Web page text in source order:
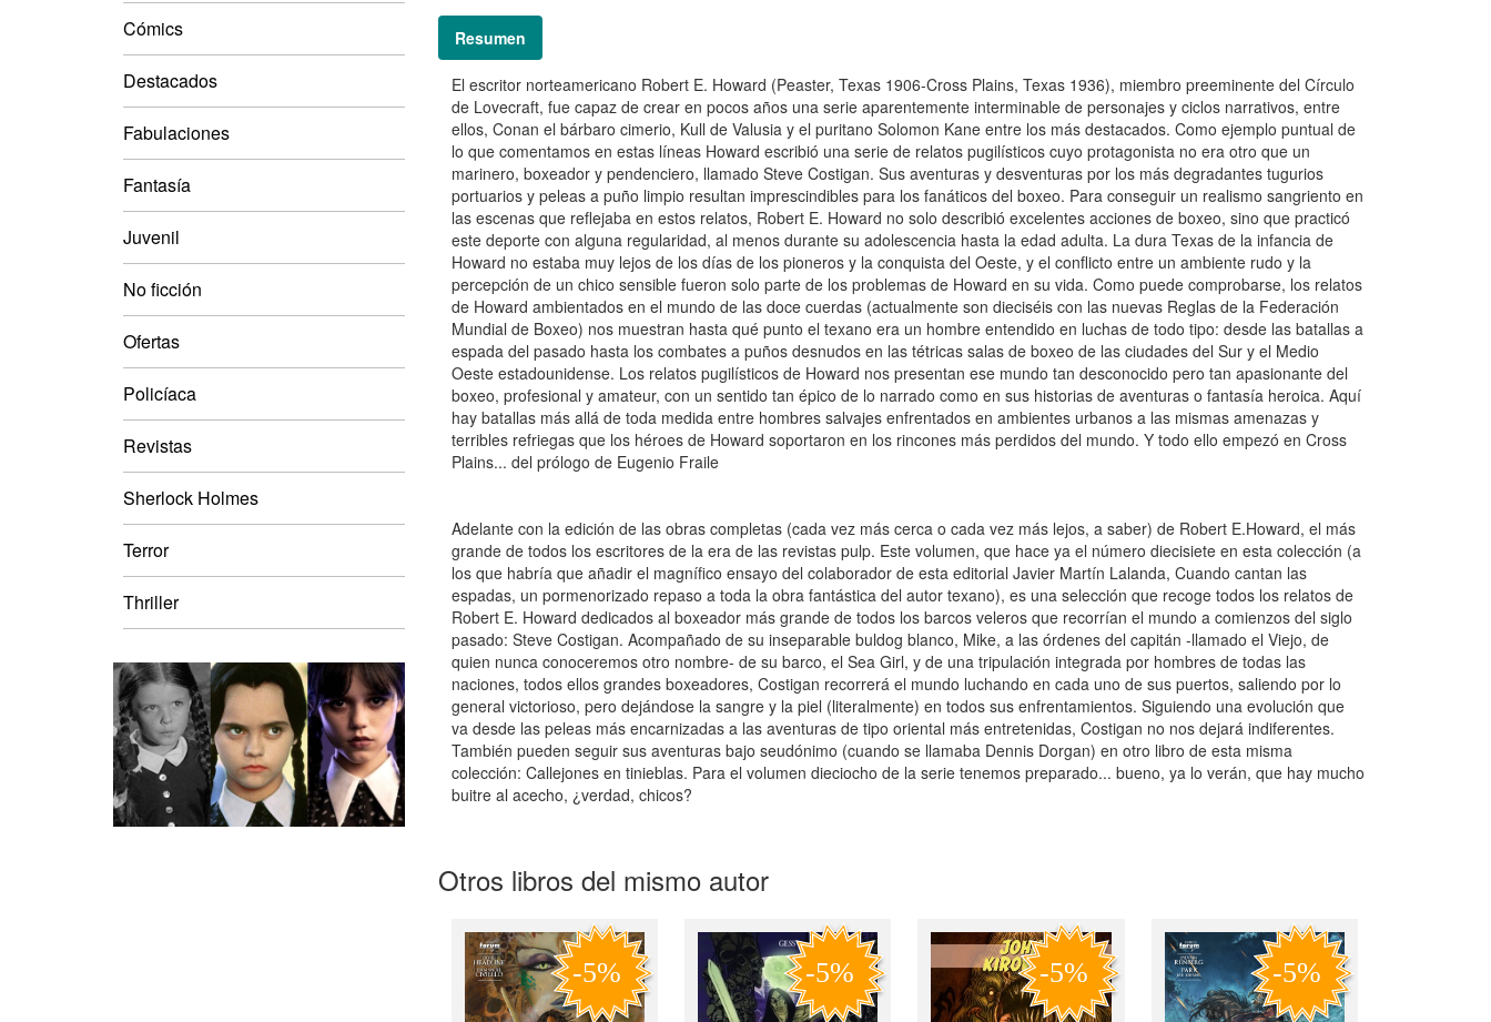
Cómics
Destacados
Fabulaciones
Fantasía
Juvenil
No ficción
Ofertas
Policíaca
Revistas
Sherlock Holmes
Terror
Thriller
Resumen
El escritor norteamericano Robert E. Howard (Peaster, Texas 1906-Cross Plains, Texas 1936), miembro preeminente del Círculo
de Lovecraft, fue capaz de crear en pocos años una serie aparentemente interminable de personajes y ciclos narrativos, entre
ellos, Conan el bárbaro cimerio, Kull de Valusia y el puritano Solomon Kane entre los más destacados. Como ejemplo puntual de
lo que comentamos en estas líneas Howard escribió una serie de relatos pugilísticos cuyo protagonista no era otro que un
marinero, boxeador y pendenciero, llamado Steve Costigan. Sus aventuras y desventuras por los más degradantes tugurios
portuarios y peleas a puño limpio resultan imprescindibles para los fanáticos del boxeo. Para conseguir un realismo sangriento en
las escenas que reflejaba en estos relatos, Robert E. Howard no solo describió excelentes acciones de boxeo, sino que practicó
este deporte con alguna regularidad, al menos durante su adolescencia hasta la edad adulta. La dura Texas de la infancia de
Howard no estaba muy lejos de los días de los pioneros y la conquista del Oeste, y el conflicto entre un ambiente rudo y la
percepción de un chico sensible fueron solo parte de los problemas de Howard en su vida. Como puede comprobarse, los relatos
de Howard ambientados en el mundo de las doce cuerdas (actualmente son dieciséis con las nuevas Reglas de la Federación
Mundial de Boxeo) nos muestran hasta qué punto el texano era un hombre entendido en luchas de todo tipo: desde las batallas a
espada del pasado hasta los combates a puños desnudos en las tétricas salas de boxeo de las ciudades del Sur y el Medio
Oeste estadounidense. Los relatos pugilísticos de Howard nos presentan ese mundo tan desconocido pero tan apasionante del
boxeo, profesional y amateur, con un sentido tan épico de lo narrado como en sus historias de aventuras o fantasía heroica. Aquí
hay batallas más allá de toda medida entre hombres salvajes enfrentados en ambientes urbanos a las mismas amenazas y
terribles refriegas que los héroes de Howard soportaron en los rincones más perdidos del mundo. Y todo ello empezó en Cross
Plains... del prólogo de Eugenio Fraile
Adelante con la edición de las obras completas (cada vez más cerca o cada vez más lejos, a saber) de Robert E.Howard, el más
grande de todos los escritores de la era de las revistas pulp. Este volumen, que hace ya el número diecisiete en esta colección (a
los que habría que añadir el magnífico ensayo del colaborador de esta editorial Javier Martín Lalanda, Cuando cantan las
espadas, un pormenorizado repaso a toda la obra fantástica del autor texano), es una selección que recoge todos los relatos de
Robert E. Howard dedicados al boxeador más grande de todos los barcos veleros que recorrían el mundo a comienzos del siglo
pasado: Steve Costigan. Acompañado de su inseparable buldog blanco, Mike, a las órdenes del capitán -llamado el Viejo, de
quien nunca conoceremos otro nombre- de su barco, el Sea Girl, y de una tripulación integrada por hombres de todas las
naciones, todos ellos grandes boxeadores, Costigan recorrerá el mundo luchando en cada uno de sus puertos, saliendo por lo
general victorioso, pero dejándose la sangre y la piel (literalmente) en todos sus enfrentamientos. Siguiendo una evolución que
va desde las peleas más encarnizadas a las aventuras de tipo oriental más entretenidas, Costigan no nos dejará indiferentes.
También pueden seguir sus aventuras bajo seudónimo (cuando se llamaba Dennis Dorgan) en otro libro de esta misma
colección: Callejones en tinieblas. Para el volumen dieciocho de la serie tenemos preparado... bueno, ya lo verán, que hay mucho
buitre al acecho, ¿verdad, chicos?
Otros libros del mismo autor